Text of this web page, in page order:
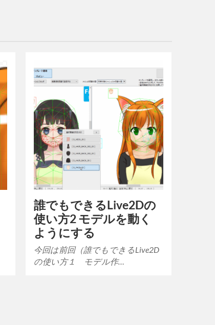
誰でもできるLive2Dの
使い方2 モデルを動く
ようにする
今回は前回（誰でもできるLive2D
の使い方１ モデル作…